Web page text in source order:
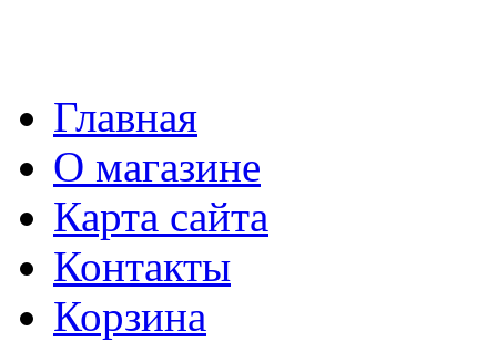
Главная
О магазине
Карта сайта
Контакты
Корзина